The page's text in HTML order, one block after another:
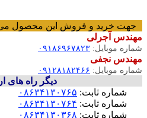
جهت خرید و فروش این محصول می
مهندس آجرلی
شماره موبایل: ۰۹۱۸۶۹۶۷۸۲۳
مهندس نجفی
شماره موبایل: ۰۹۱۲۸۱۸۲۴۶۶
دیگر راه های
شماره ثابت: ۰۸۶۳۴۱۳۰۷۶۵
شماره ثابت: ۰۸۶۳۴۱۳۰۷۶۴
شماره ثابت: ۰۸۶۳۴۱۳۰۳۶۸